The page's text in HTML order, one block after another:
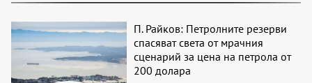
П. Райков: Петролните резерви
спасяват света от мрачния
сценарий за цена на петрола от
200 долара